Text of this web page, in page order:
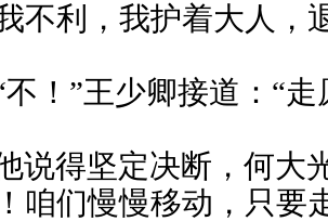
不利，我护着大人，
！”王少卿接道：“走
说得坚定决断，何大
咱们慢慢移动，只要